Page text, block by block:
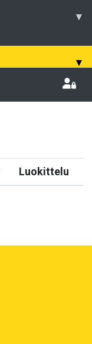
▾
▾
Luokittelu